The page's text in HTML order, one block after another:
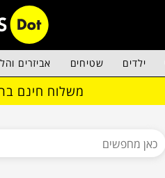
ילדים שטיחים אביזרים
משלוח חינם